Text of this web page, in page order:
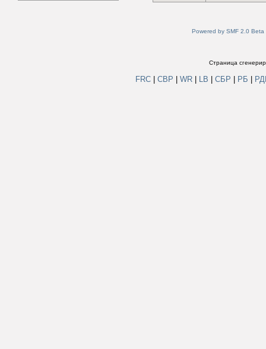
Powered by SMF 2.0 Beta
Страница
FRC СВР WR LB СБР РБ